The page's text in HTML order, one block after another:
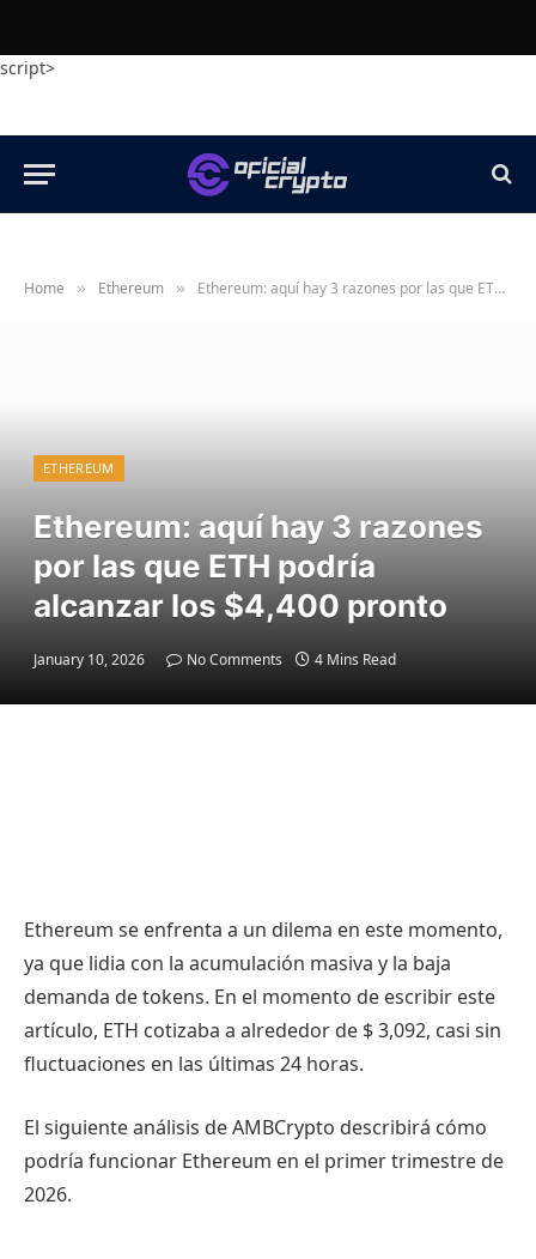
script>
Home » Ethereum » Ethereum: aquí hay 3 razones por las que ETH podría alcanzar los $4,400 pronto
ETHEREUM
Ethereum: aquí hay 3 razones
por las que ETH podría
alcanzar los $4,400 pronto
January 10, 2026 No Comments 4 Mins Read
Ethereum se enfrenta a un dilema en este momento,
ya que lidia con la acumulación masiva y la baja
demanda de tokens. En el momento de escribir este
artículo, ETH cotizaba a alrededor de $ 3,092, casi sin
fluctuaciones en las últimas 24 horas.
El siguiente análisis de AMBCrypto describirá cómo
podría funcionar Ethereum en el primer trimestre de
2026.